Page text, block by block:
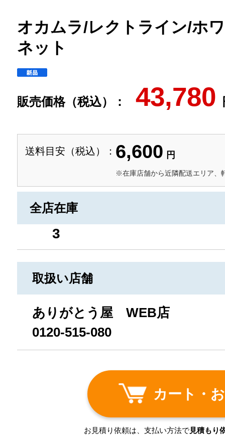
オカムラ/レクトライン/ホ
ネット
販売価格（税込）： 43,780
送料目安（税込）： 6,600 円
※在庫店舗から近隣配送エリア、
全店在庫
3
取扱い店舗
ありがとう屋 WEB店
0120-515-080
カート・
お見積り依頼は、支払い方法で見積もり